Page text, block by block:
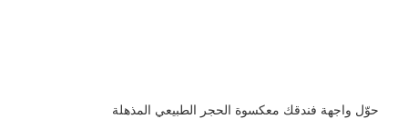
حوّل واجهة فندقك معكسوة الحجر الطبيعي المذهلة